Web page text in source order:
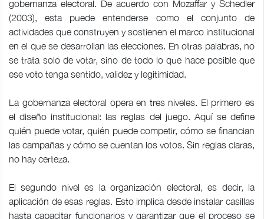
gobernanza electoral. De acuerdo con Mozaffar y Schedler
(2003), esta puede entenderse como el conjunto de
actividades que construyen y sostienen el marco institucional
en el que se desarrollan las elecciones. En otras palabras, no
se trata solo de votar, sino de todo lo que hace posible que
ese voto tenga sentido, validez y legitimidad.
La gobernanza electoral opera en tres niveles. El primero es
el diseño institucional: las reglas del juego. Aquí se define
quién puede votar, quién puede competir, cómo se financian
las campañas y cómo se cuentan los votos. Sin reglas claras,
no hay certeza.
El segundo nivel es la organización electoral, es decir, la
aplicación de esas reglas. Esto implica desde instalar casillas
hasta capacitar funcionarios y garantizar que el proceso se